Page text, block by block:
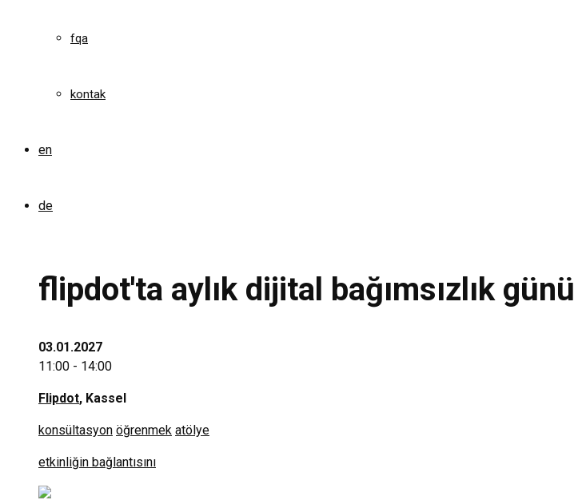
fqa
kontak
en
de
flipdot'ta aylık dijital bağımsızlık günü
03.01.2027
11:00 - 14:00
Flipdot, Kassel
konsültasyon öğrenmek atölye
etkinliğin bağlantısını